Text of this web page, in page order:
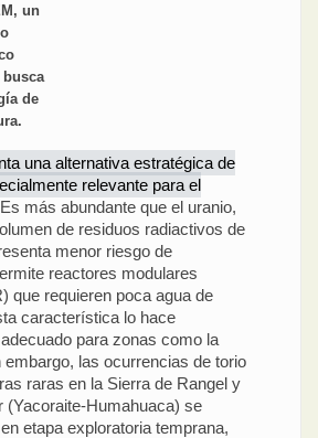
un
de
una alternativa estratégica de
relevante para el
Es más abundante que el uranio,
de residuos radiactivos de
menor riesgo de
reactores modulares
que requieren poca agua de
característica lo hace
para zonas como la
embargo, las ocurrencias de torio
raras en la Sierra de Rangel y
(Yacoraite-Humahuaca) se
etapa exploratoria temprana,